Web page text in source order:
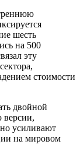
шесть
на 500
эту
стоимости
двойной
версии,
усиливают
на мировом